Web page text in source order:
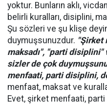
yoktur. Bunların aklı,
belirli kuralları, disiplini,
Şu sözleri ve şu klişe
duymuşsunuzdur. "Şirket
maksadı", "parti
sizler de çok
menfaati, parti disiplini,
menfaat, maksat ve
Evet, şirket menfaati,